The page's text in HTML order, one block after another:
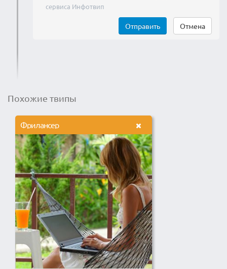
сервиса Инфотвип
Отправить Отмена
Похожие твипы
Фрилансер